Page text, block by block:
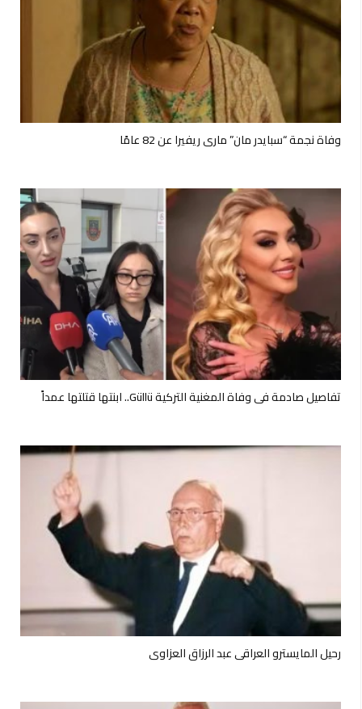
وفاة نجمة “سبايدر مان” ماري ريفيرا عن 82 عامًا
تفاصيل صادمة في وفاة المغنية التركية Güllü.. ابنتها قتلتها عمداً
رحيل المايسترو العراقي عبد الرزاق العزاوي